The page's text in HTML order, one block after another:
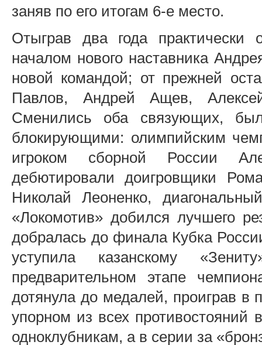
заняв по его итогам 6-е место.
Отыграв два года практически
началом нового наставника
новой командой; от прежней
Павлов, Андрей Ащев,
Сменились оба связующих,
блокирующими: олимпийским
игроком сборной России
дебютировали доигровщики
Николай Леоненко,
«Локомотив» добился лучшего
добралась до финала Кубка
уступила казанскому
предварительном этапе
дотянула до медалей, проиграв
упорном из всех
одноклубникам, а в серии за